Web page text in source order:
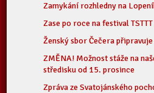
Zamykání rozhledny na
Zase po roce na festival TSTTT
Ženský sbor Čečera
ZMĚNA! Možnost stáže na
středisku od 15. prosince
Zpráva ze Svatojánského